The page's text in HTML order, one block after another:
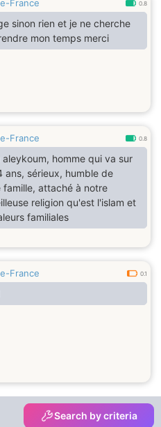
France 0.8
rien et je ne cherche
pas prendre mon temps merci
France 0.8
aleykoum, homme qui va sur
ans, sérieux, humble de
famille, attaché à notre
religion qu'est l'islam et
familiales
France 0.1
Search by criteria